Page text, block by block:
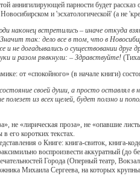
аннигилирующей парности будет
и 'эсхатологической' (а не
наконец встретились – иначе
так: дело все в том, что в
и не догадывались о существовании
и разом рявкнули: – Здравствуйте!
от «спокойного» (в начале книги)
своей души, а просто оставлял в
полезет из всех щелей, будет ползно и
«лирическая проза», не «опавшие
его коротких текстах.
о Книге: книга-свиток, книга-
воспроизвести аккуратный
Города (Оперный театр,
Михаила Сергеева, на которых